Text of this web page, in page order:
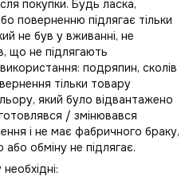
покупки. Будь ласка,
поверненню підлягає тільки
не був у вживанні, не
що не підлягають
використання: подряпин, сколів
тільки товару
який було відвантажено
/ змінювався
і не має фабричного браку,
обміну не підлягає.